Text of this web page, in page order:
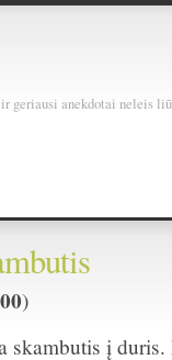
geriausi anekdotai neleis
)
skambutis į